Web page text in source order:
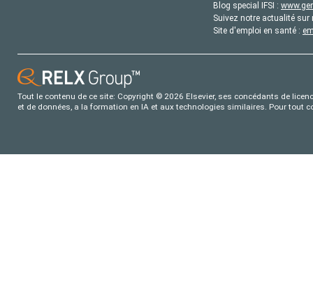
Blog special IFSI :
Suivez notre actualité sur
Site d'emploi en santé :
Tout le contenu de ce site: Copyright © 2026 Elsevier, ses concédants de
et de données, a la formation en IA et aux technologies similaires. Pour tout